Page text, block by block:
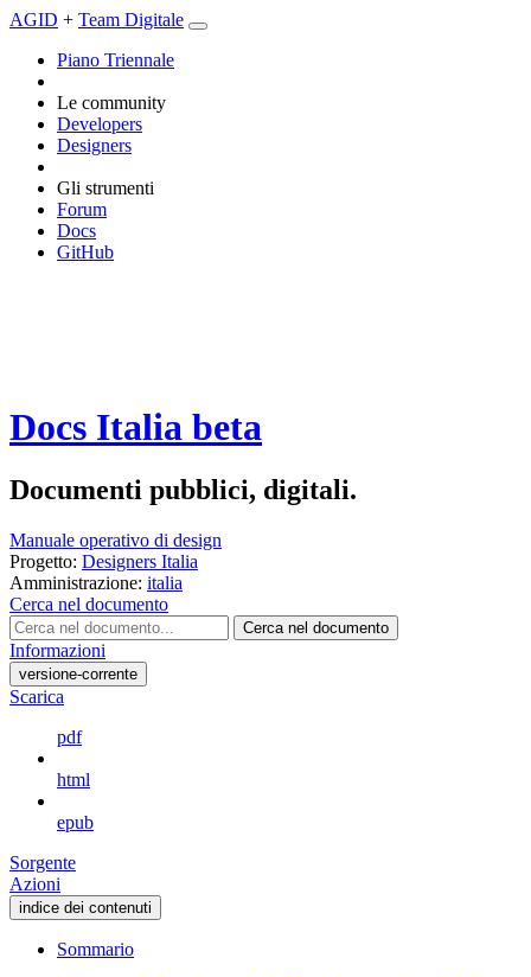
AGID + Team Digitale
Piano Triennale
Le community
Developers
Designers
Gli strumenti
Forum
Docs
GitHub
Docs Italia beta
Documenti pubblici, digitali.
Manuale operativo di design
Progetto: Designers Italia
Amministrazione: italia
Cerca nel documento
Cerca nel documento
Informazioni
versione-corrente
Scarica
pdf
html
epub
Sorgente
Azioni
indice dei contenuti
Sommario